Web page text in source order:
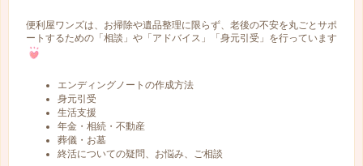
便利屋ワンズは、お掃除や遺品整理に限らず、老後の不安を丸ごとサポ
ートするための「相談」や「アドバイス」「身元引受」を行っています
エンディングノートの作成方法
身元引受
生活支援
年金・相続・不動産
葬儀・お墓
終活についての疑問、お悩み、ご相談